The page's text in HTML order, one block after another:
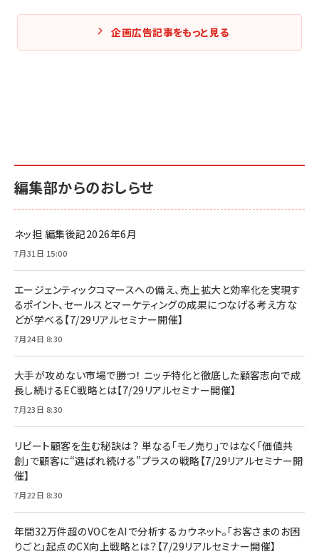
企画広告記事をもっと見る
編集部からのおしらせ
ネッ担 編集後記2026年6月
7月31日 15:00
エージェンティックコマースへの備え、売上拡大と効率化を実現す
るポイント、セールスとマーケティングの成果につなげる考え方な
どが学べる【7/29リアルセミナー開催】
7月24日 8:30
大手が攻めない市場で勝つ！ ニッチ特化と徹底した顧客志向で成
長し続けるEC戦略とは【7/29リアルセミナー開催】
7月23日 8:30
リピート顧客を生む秘訣は？ 単なる「モノ売り」ではなく「価値共
創」で顧客に“選ばれ続ける”プラスの戦略【7/29リアルセミナー開
催】
7月22日 8:30
年間32万件超のVOCをAIで分析するカウネット。「お客さまのお困
りごと」起点のCX向上戦略とは？【7/29リアルセミナー開催】